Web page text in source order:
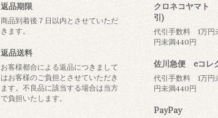
返品期限
商品到着後７日以内とさせていただ
きます。
返品送料
お客様都合による返品につきまして
はお客様のご負担とさせていただき
ます。不良品に該当する場合は当方
で負担いたします。
クロネコヤマト
引)
代引手数料 1万
円未満440円
佐川急便 eコレ
代引手数料 1万
円未満440円
PayPay